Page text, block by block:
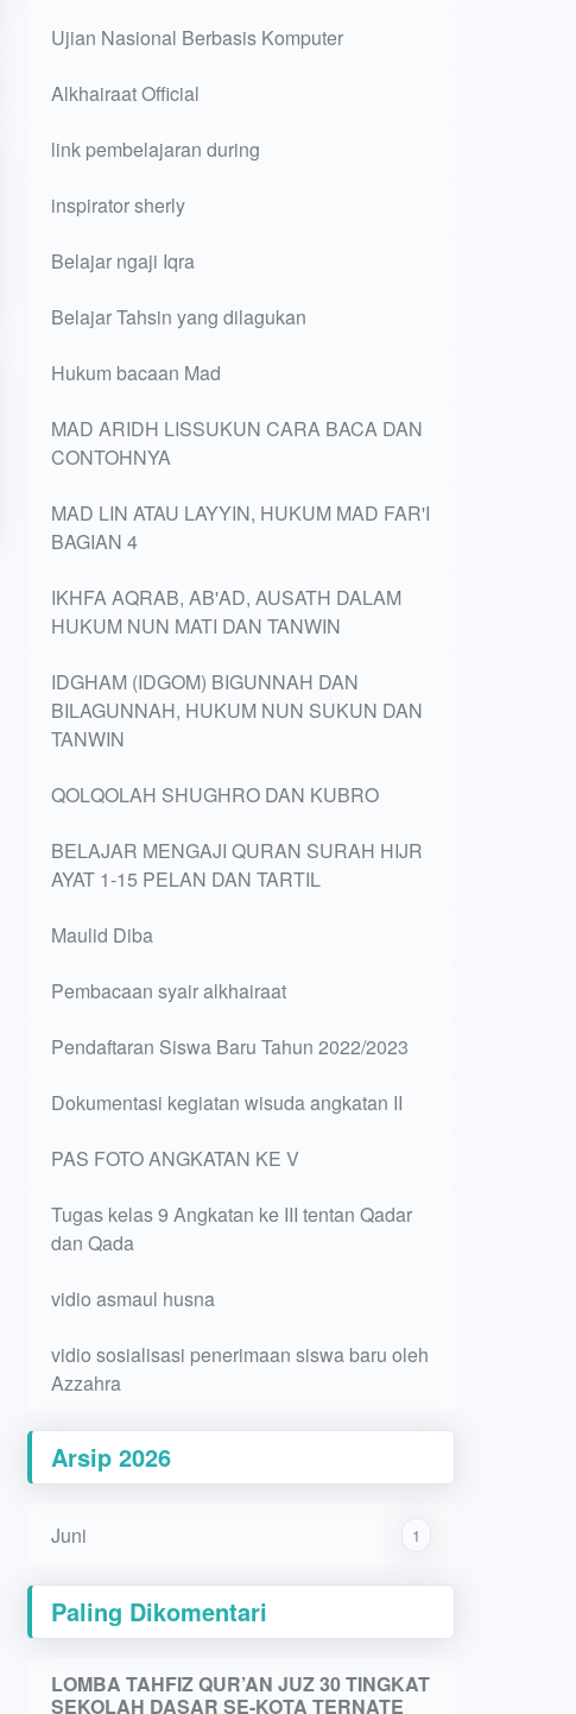
Ujian Nasional Berbasis Komputer
Alkhairaat Official
link pembelajaran during
inspirator sherly
Belajar ngaji Iqra
Belajar Tahsin yang dilagukan
Hukum bacaan Mad
MAD ARIDH LISSUKUN CARA BACA DAN
CONTOHNYA
MAD LIN ATAU LAYYIN, HUKUM MAD FAR'I
BAGIAN 4
IKHFA AQRAB, AB'AD, AUSATH DALAM
HUKUM NUN MATI DAN TANWIN
IDGHAM (IDGOM) BIGUNNAH DAN
BILAGUNNAH, HUKUM NUN SUKUN DAN
TANWIN
QOLQOLAH SHUGHRO DAN KUBRO
BELAJAR MENGAJI QURAN SURAH HIJR
AYAT 1-15 PELAN DAN TARTIL
Maulid Diba
Pembacaan syair alkhairaat
Pendaftaran Siswa Baru Tahun 2022/2023
Dokumentasi kegiatan wisuda angkatan II
PAS FOTO ANGKATAN KE V
Tugas kelas 9 Angkatan ke III tentan Qadar
dan Qada
vidio asmaul husna
vidio sosialisasi penerimaan siswa baru oleh
Azzahra
Arsip 2026
Juni 1
Paling Dikomentari
LOMBA TAHFIZ QUR’AN JUZ 30 TINGKAT
SEKOLAH DASAR SE-KOTA TERNATE